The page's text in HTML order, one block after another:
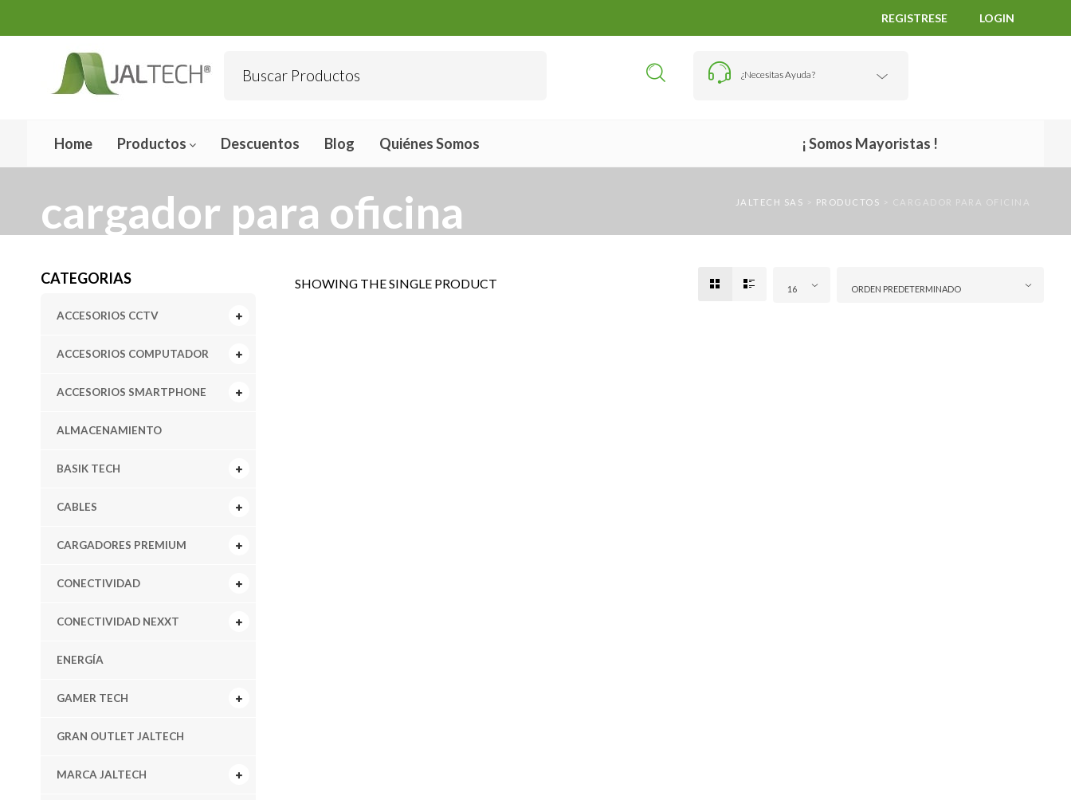
REGISTRESE LOGIN
¿Necesitas Ayuda?
Home Productos Descuentos Blog Quiénes Somos ¡ Somos Mayoristas !
JALTECH SAS PRODUCTOS CARGADOR PARA OFICINA
cargador para oficina
CATEGORIAS
ACCESORIOS CCTV
ACCESORIOS COMPUTADOR
ACCESORIOS SMARTPHONE
ALMACENAMIENTO
BASIK TECH
CABLES
CARGADORES PREMIUM
CONECTIVIDAD
CONECTIVIDAD NEXXT
ENERGÍA
GAMER TECH
GRAN OUTLET JALTECH
MARCA JALTECH
SHOWING THE SINGLE PRODUCT 16 ORDEN PREDETERMINADO